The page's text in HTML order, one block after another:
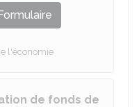
l'économie
de fonds de